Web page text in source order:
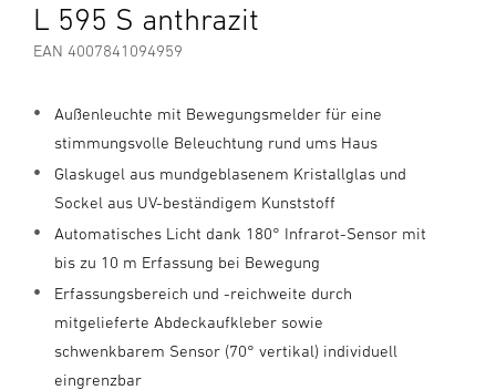
L 595 S anthrazit
EAN 4007841094959
Außenleuchte mit Bewegungsmelder für eine
stimmungsvolle Beleuchtung rund ums Haus
Glaskugel aus mundgeblasenem Kristallglas und
Sockel aus UV-beständigem Kunststoff
Automatisches Licht dank 180° Infrarot-Sensor mit
bis zu 10 m Erfassung bei Bewegung
Erfassungsbereich und -reichweite durch
mitgelieferte Abdeckaufkleber sowie
schwenkbarem Sensor (70° vertikal) individuell
eingrenzbar